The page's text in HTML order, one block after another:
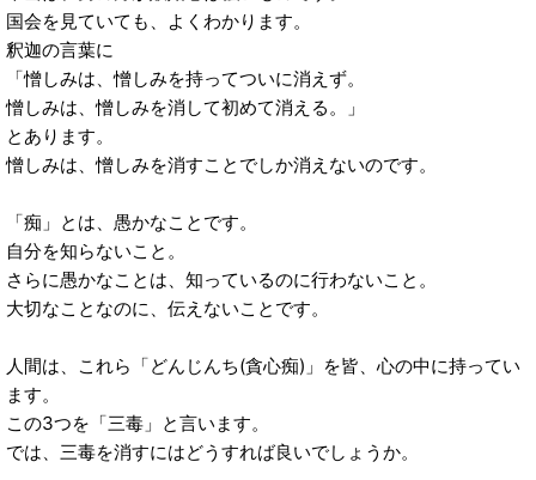
国会を見ていても、よくわかります。
釈迦の言葉に
「憎しみは、憎しみを持ってついに消えず。
憎しみは、憎しみを消して初めて消える。」
とあります。
憎しみは、憎しみを消すことでしか消えないのです。
「痴」とは、愚かなことです。
自分を知らないこと。
さらに愚かなことは、知っているのに行わないこと。
大切なことなのに、伝えないことです。
人間は、これら「どんじんち(貪心痴)」を皆、心の中に持ってい
ます。
この3つを「三毒」と言います。
では、三毒を消すにはどうすれば良いでしょうか。